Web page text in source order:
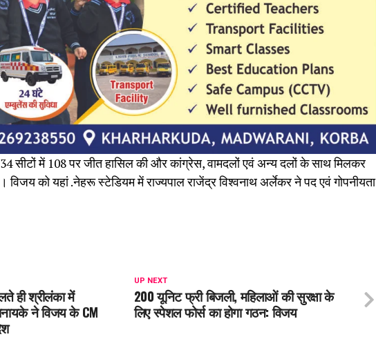
सीटों में 108 पर जीत हासिल की और कांग्रेस, वामदलों एवं अन्य दलों के साथ मिलकर
विजय को यहां .नेहरू स्टेडियम में राज्यपाल राजेंद्र विश्वनाथ अर्लेकर ने पद एवं गोपनीयता
UP NEXT
200 यूनिट फ्री बिजली, महिलाओं की सुरक्षा के
लिए स्पेशल फोर्स का होगा गठन: विजय
ही श्रीलंका में
ने विजय के CM